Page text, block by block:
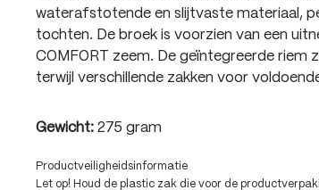
waterafstotende en slijtvaste materiaal,
tochten. De broek is voorzien van een
COMFORT zeem. De geïntegreerde riem
terwijl verschillende zakken voor
Gewicht: 275 gram
Productveiligheidsinformatie
Let op! Houd de plastic zak die voor de